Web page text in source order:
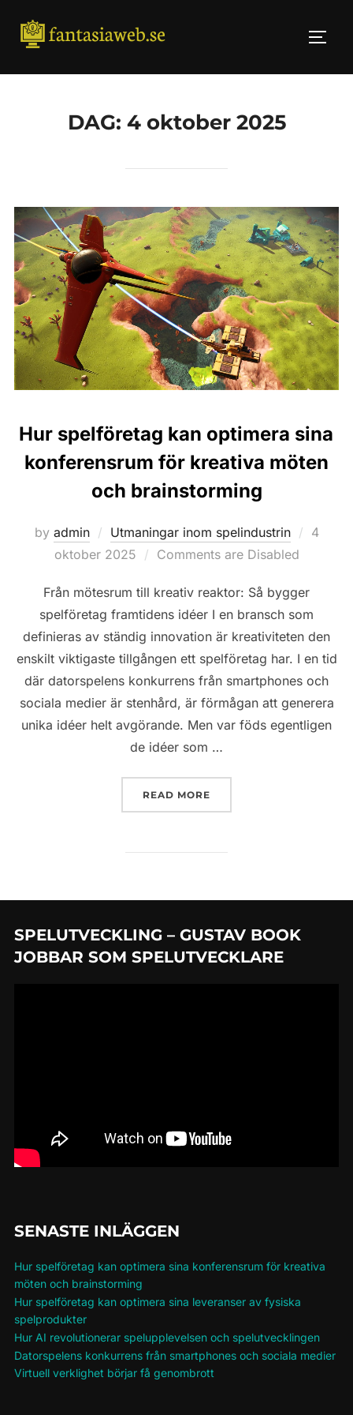
DAG: 4 oktober 2025
Hur spelföretag kan optimera sina
konferensrum för kreativa möten
och brainstorming
by admin Utmaningar inom spelindustrin
Posted
4
oktober 2025
Comments are Disabled
Från mötesrum till kreativ reaktor: Så bygger
spelföretag framtidens idéer I en bransch som
definieras av ständig innovation är kreativiteten den
enskilt viktigaste tillgången ett spelföretag har. I en tid
där datorspelens konkurrens från smartphones och
sociala medier är stenhård, är förmågan att generera
unika idéer helt avgörande. Men var föds egentligen
de idéer som …
READ MORE
SPELUTVECKLING – GUSTAV BOOK
JOBBAR SOM SPELUTVECKLARE
SENASTE INLÄGGEN
Hur spelföretag kan optimera sina konferensrum för kreativa
möten och brainstorming
Hur spelföretag kan optimera sina leveranser av fysiska
spelprodukter
Hur AI revolutionerar spelupplevelsen och spelutvecklingen
Datorspelens konkurrens från smartphones och sociala medier
Virtuell verklighet börjar få genombrott